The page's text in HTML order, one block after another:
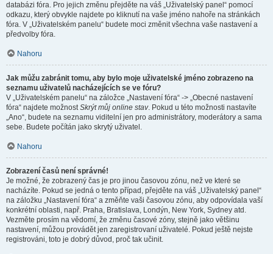
databázi fóra. Pro jejich změnu přejděte na váš „Uživatelský panel“ pomocí
odkazu, který obvykle najdete po kliknutí na vaše jméno nahoře na stránkách
fóra. V „Uživatelském panelu“ budete moci změnit všechna vaše nastavení a
předvolby fóra.
Nahoru
Jak můžu zabránit tomu, aby bylo moje uživatelské jméno zobrazeno na
seznamu uživatelů nacházejících se ve fóru?
V „Uživatelském panelu“ na záložce „Nastavení fóra“ -> „Obecné nastavení
fóra“ najdete možnostSkrýt můj online stav. Pokud u této možnosti nastavíte
„Ano“, budete na seznamu viditelní jen pro administrátory, moderátory a sama
sebe. Budete počítán jako skrytý uživatel.
Nahoru
Zobrazení časů není správné!
Je možné, že zobrazený čas je pro jinou časovou zónu, než ve které se
nacházíte. Pokud se jedná o tento případ, přejděte na váš „Uživatelský panel“
na záložku „Nastavení fóra“ a změňte vaši časovou zónu, aby odpovídala vaší
konkrétní oblasti, např. Praha, Bratislava, Londýn, New York, Sydney atd.
Vezměte prosím na vědomí, že změnu časové zóny, stejně jako většinu
nastavení, můžou provádět jen zaregistrovaní uživatelé. Pokud ještě nejste
registrováni, toto je dobrý důvod, proč tak učinit.